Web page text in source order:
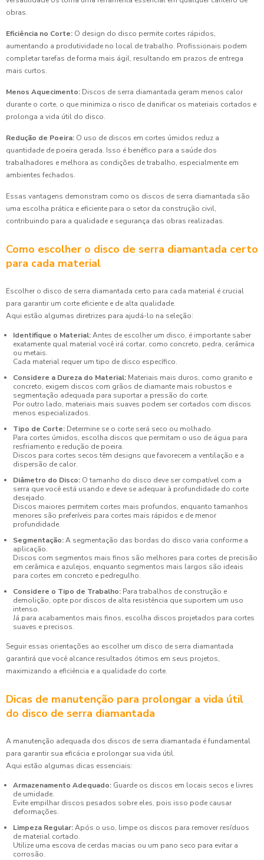
obras.
Eficiência no Corte: O design do disco permite cortes rápidos,
aumentando a produtividade no local de trabalho. Profissionais podem
completar tarefas de forma mais ágil, resultando em prazos de entrega
mais curtos.
Menos Aquecimento: Discos de serra diamantada geram menos calor
durante o corte, o que minimiza o risco de danificar os materiais cortados e
prolonga a vida útil do disco.
Redução de Poeira: O uso de discos em cortes úmidos reduz a
quantidade de poeira gerada. Isso é benéfico para a saúde dos
trabalhadores e melhora as condições de trabalho, especialmente em
ambientes fechados.
Essas vantagens demonstram como os discos de serra diamantada são
uma escolha prática e eficiente para o setor da construção civil,
contribuindo para a qualidade e segurança das obras realizadas.
Como escolher o disco de serra diamantada certo
para cada material
Escolher o disco de serra diamantada certo para cada material é crucial
para garantir um corte eficiente e de alta qualidade.
Aqui estão algumas diretrizes para ajudá-lo na seleção:
Identifique o Material:Antes de escolher um disco, é importante saber
exatamente qual material você irá cortar, como concreto, pedra, cerâmica
ou metais.
Cada material requer um tipo de disco específico.
Considere a Dureza do Material: Materiais mais duros, como granito e
concreto, exigem discos com grãos de diamante mais robustos e
segmentação adequada para suportar a pressão do corte.
Por outro lado, materiais mais suaves podem ser cortados com discos
menos especializados.
Tipo de Corte: Determine se o corte será seco ou molhado.
Para cortes úmidos, escolha discos que permitam o uso de água para
resfriamento e redução de poeira.
Discos para cortes secos têm designs que favorecem a ventilação e a
dispersão de calor.
Diâmetro do Disco: O tamanho do disco deve ser compatível com a
serra que você está usando e deve se adequar à profundidade do corte
desejado.
Discos maiores permitem cortes mais profundos, enquanto tamanhos
menores são preferíveis para cortes mais rápidos e de menor
profundidade.
Segmentação:A segmentação das bordas do disco varia conforme a
aplicação.
Discos com segmentos mais finos são melhores para cortes de precisão
em cerâmica e azulejos, enquanto segmentos mais largos são ideais
para cortes em concreto e pedregulho.
Considere o Tipo de Trabalho: Para trabalhos de construção e
demolição, opte por discos de alta resistência que suportem um uso
intenso.
Já para acabamentos mais finos, escolha discos projetados para cortes
suaves e precisos.
Seguir essas orientações ao escolher um disco de serra diamantada
garantirá que você alcance resultados ótimos em seus projetos,
maximizando a eficiência e a qualidade do corte.
Dicas de manutenção para prolongar a vida útil
do disco de serra diamantada
A manutenção adequada dos discos de serra diamantada é fundamental
para garantir sua eficácia e prolongar sua vida útil.
Aqui estão algumas dicas essenciais:
Armazenamento Adequado: Guarde os discos em locais secos e livres
de umidade.
Evite empilhar discos pesados sobre eles, pois isso pode causar
deformações.
Limpeza Regular:Após o uso, limpe os discos para remover resíduos
de material cortado.
Utilize uma escova de cerdas macias ou um pano seco para evitar a
corrosão.